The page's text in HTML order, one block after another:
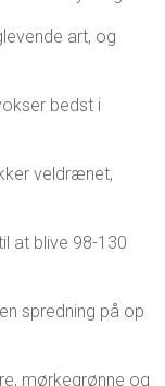
art, og
bedst i
veldrænet,
at blive 98-130
spredning på op
mørkegrønne og